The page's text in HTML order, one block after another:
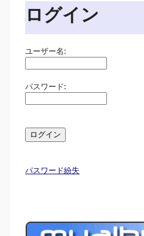
ログイン
ユーザー名:
パスワード:
パスワード紛失